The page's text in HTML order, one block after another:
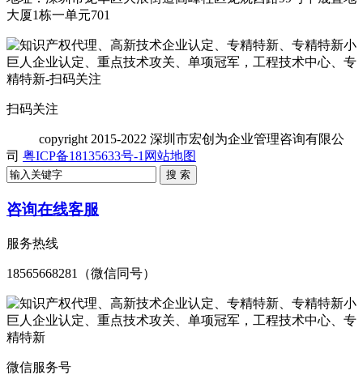
大厦1栋一单元701
扫码关注
copyright 2015-2022 深圳市宏创为企业管理咨询有限公
司 粤ICP备18135633号-1 网站地图
咨询在线客服
服务热线
18565668281（微信同号）
微信服务号